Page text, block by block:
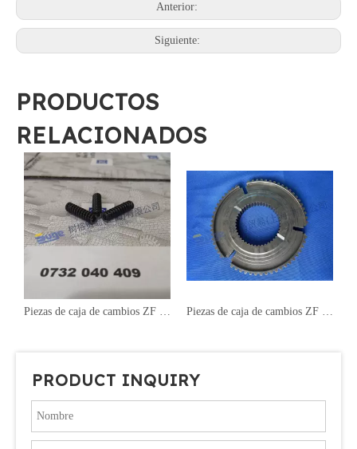
Anterior:
Siguiente:
PRODUCTOS
RELACIONADOS
Piezas de caja de cambios ZF ECOSPLIT4 MUELLE DE COMPRESIÓN 0732 040 409 Piezas de caja de cambios ZF ECOSPLIT4 1 y 2G Cuerpo sincronizador 1356 304 022
PRODUCT INQUIRY